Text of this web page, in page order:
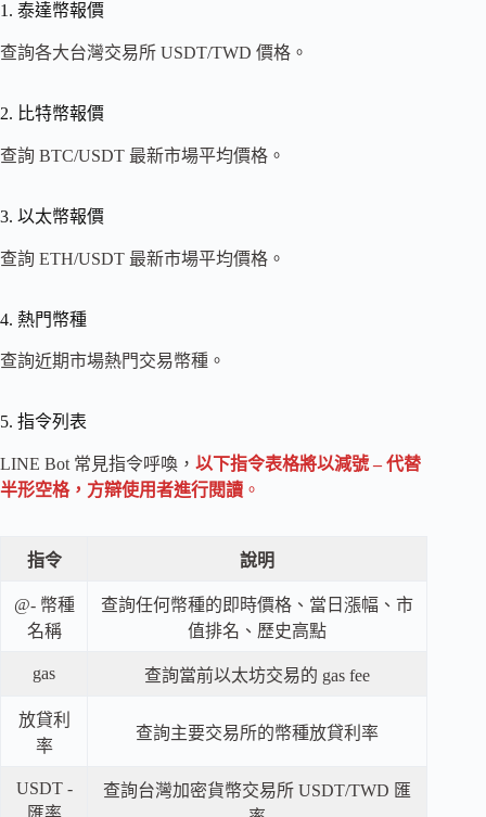
1. 泰達幣報價
查詢各大台灣交易所 USDT/TWD 價格。
2. 比特幣報價
查詢 BTC/USDT 最新市場平均價格。
3. 以太幣報價
查詢 ETH/USDT 最新市場平均價格。
4. 熱門幣種
查詢近期市場熱門交易幣種。
5. 指令列表
LINE Bot 常見指令呼喚， 以下指令表格將以減號 – 代替
半形空格，方辯使用者進行閱讀 。
指令 說明
@- 幣種
名稱
查詢任何幣種的即時價格、當日漲幅、市
值排名、歷史高點
gas 查詢當前以太坊交易的 gas fee
放貸利
率
查詢主要交易所的幣種放貸利率
USDT -
查詢台灣加密貨幣交易所 USDT/TWD 匯